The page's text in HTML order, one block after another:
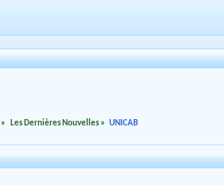
» Les Dernières Nouvelles» UNICAB